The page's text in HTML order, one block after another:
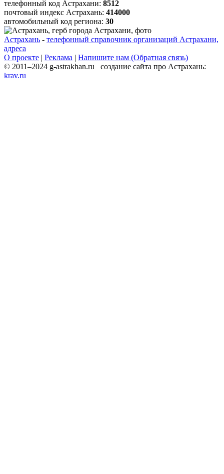
телефонный код Астрахани: 8512
почтовый индекс Астрахань: 414000
автомобильный код региона: 30
Астрахань - телефонный справочник организаций Астрахани,
адреса
О проекте | Реклама | Напишите нам (Обратная связь)
© 2011–2024 g-astrakhan.ru создание сайта про Астрахань:
krav.ru